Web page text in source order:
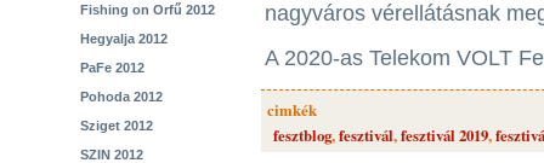
Fishing on Orfű 2012
Hegyalja 2012
PaFe 2012
Pohoda 2012
Sziget 2012
SZIN 2012
nagyváros vérellátásnak
A 2020-as Telekom VOLT
cimkék
fesztblog,fesztivál,fesztivál 2019,